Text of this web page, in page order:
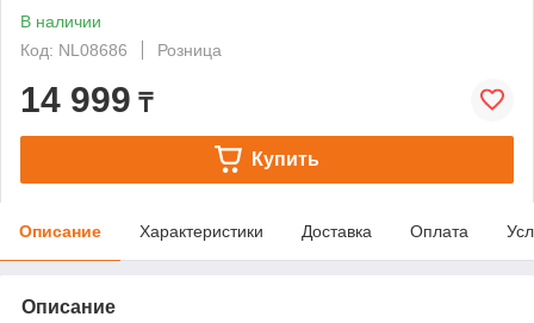
В наличии
Код: NL08686
Розница
14 999 ₸
Купить
Описание Характеристики Доставка Оплата
Описание